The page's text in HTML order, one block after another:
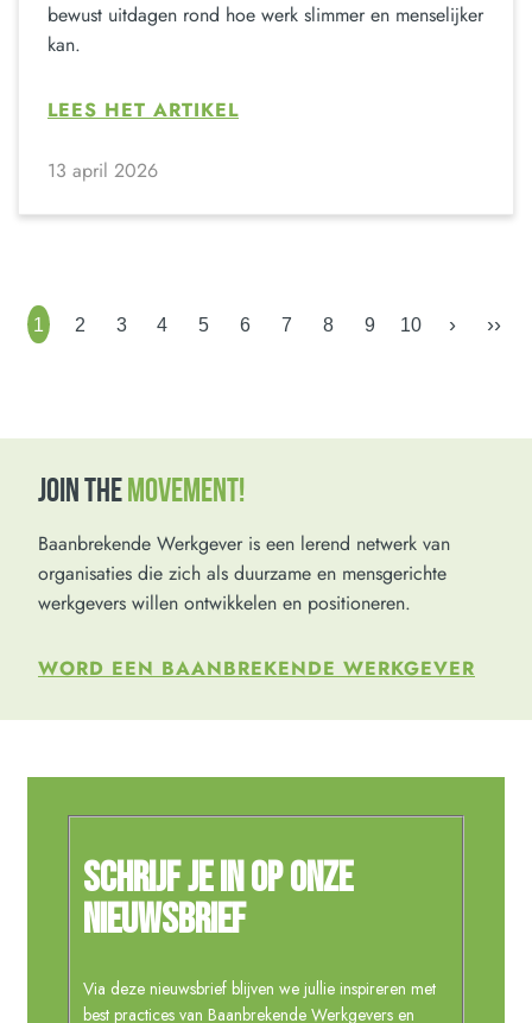
bewust uitdagen rond hoe werk slimmer en menselijker
kan.
LEES HET ARTIKEL
13 april 2026
1 2 3 4 5 6 7 8 9 10 › ››
JOIN THEMOVEMENT!
Baanbrekende Werkgever is een lerend netwerk van
organisaties die zich als duurzame en mensgerichte
werkgevers willen ontwikkelen en positioneren.
WORD EEN BAANBREKENDE WERKGEVER